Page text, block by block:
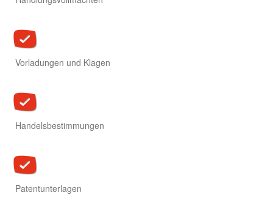
Vorladungen und Klagen
Handelsbestimmungen
Patentunterlagen